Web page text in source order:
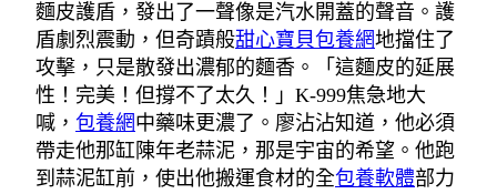
麵皮護盾，發出了一聲像是汽水開蓋的聲音。護
盾劇烈震動，但奇蹟般甜心寶貝包養網地擋住了
攻擊，只是散發出濃郁的麵香。「這麵皮的延展
性！完美！但撐不了太久！」K-999焦急地大
喊， 包養網中藥味更濃了。廖沾沾知道，他必須
帶走他那缸陳年老蒜泥，那是宇宙的希望。他跑
到蒜泥缸前，使出他搬運食材的全包養軟體部力